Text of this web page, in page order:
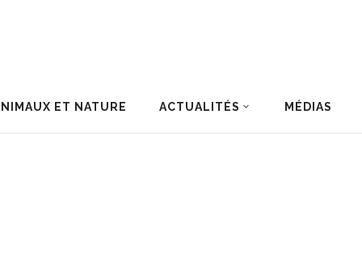
ET NATURE ACTUALITÉS MÉDIAS